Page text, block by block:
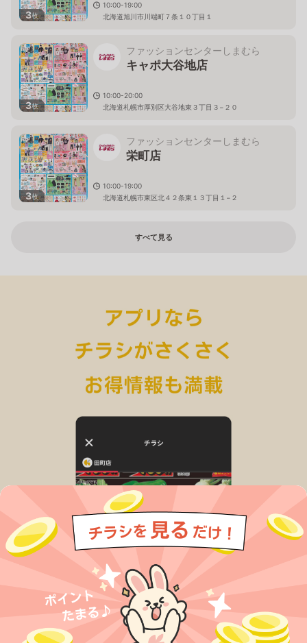
3枚
10:00-19:00
北海道旭川市川端町７条１０丁目１
3枚
ファッションセンターしまむら
キャポ大谷地店
10:00-20:00
北海道札幌市厚別区大谷地東３丁目３−２０
3枚
ファッションセンターしまむら
栄町店
10:00-19:00
北海道札幌市東区北４２条東１３丁目１−２
すべて見る